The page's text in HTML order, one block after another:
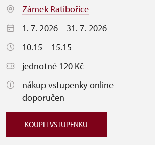
Zámek Ratibořice
1. 7. 2026 – 31. 7. 2026
10.15 – 15.15
jednotné 120 Kč
nákup vstupenky online
doporučen
KOUPIT VSTUPENKU